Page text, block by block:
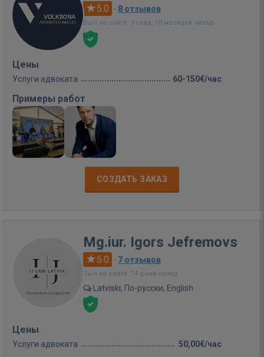
5.0 · 8 отзывов
Был на сайте: 3 года, 10 месяцев назад
Цены
Услуги адвоката 60-150€/час
Примеры работ
СОЗДАТЬ ЗАКАЗ
Mg.iur. Igors Jefremovs
5.0 · 7 отзывов
Был на сайте: 14 дней назад
Latviski, По-русски, English
Цены
Услуги адвоката 50,00€/час